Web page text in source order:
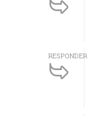
RESPONDER